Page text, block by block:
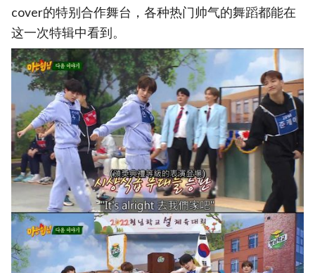
cover的特别合作舞台，各种热门帅气的舞蹈都能在
这一次特辑中看到。